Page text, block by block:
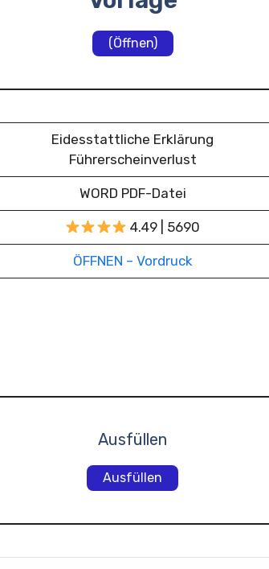
(Öffnen)
Eidesstattliche Erklärung
Führerscheinverlust
WORD PDF-Datei
4.49 | 5690
ÖFFNEN – Vordruck
Ausfüllen
Ausfüllen